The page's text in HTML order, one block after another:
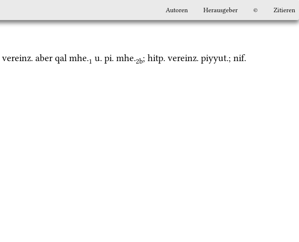
Autoren Herausgeber © Zitieren
vereinz. aber qal mhe.1 u. pi. mhe.2b; hitp. vereinz. piyyut.; nif.